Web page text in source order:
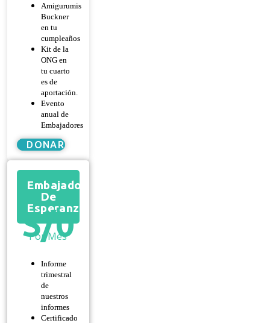
Amigurumis
Buckner
en tu
cumpleaños
Kit de la
ONG en
tu cuarto
es de
aportación.
Evento
anual de
Embajadores
DONAR
Embajador
De
Esperanza
S/0
Por Mes
Informe
trimestral
de
nuestros
informes
Certificado